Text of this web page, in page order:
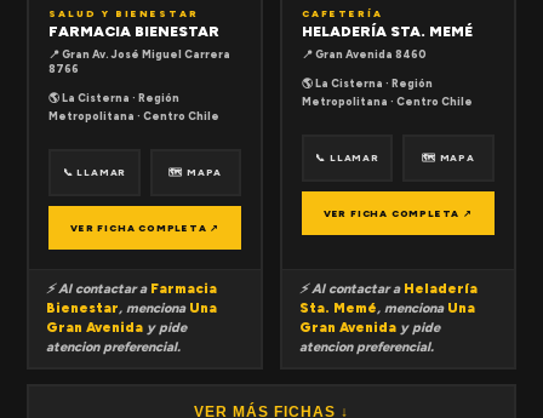
SALUD Y BIENESTAR
FARMACIA BIENESTAR
📍 Gran Av. José Miguel Carrera
8766
🌎 La Cisterna · Región
Metropolitana · Centro Chile
📞 LLAMAR 🗺 MAPA
VER FICHA COMPLETA ↗
⚡ Al contactar a Farmacia
Bienestar, menciona Una
Gran Avenida y pide
atencion preferencial.
CAFETERÍA
HELADERÍA STA. MEMÉ
📍 Gran Avenida 8460
🌎 La Cisterna · Región
Metropolitana · Centro Chile
📞 LLAMAR 🗺 MAPA
VER FICHA COMPLETA ↗
⚡ Al contactar a Heladería
Sta. Memé, menciona Una
Gran Avenida y pide
atencion preferencial.
VER MÁS FICHAS ↓